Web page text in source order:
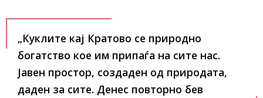
„Куклите кај Кратово се природно
богатство кое им припаѓа на сите нас.
Јавен простор, создаден од природата,
даден за сите. Денес повторно бев